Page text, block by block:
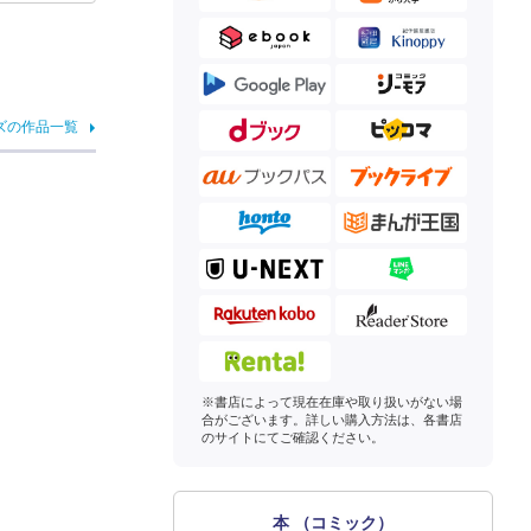
の作品一覧
※書店によって現在在庫や取り扱いがない場
合がございます。詳しい購入方法は、各書店
のサイトにてご確認ください。
本 （コミック）